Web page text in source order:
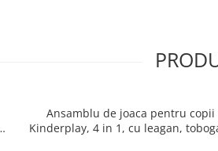
Ansamblu de joaca pentru copii
Kinderplay, 4 in 1, cu leagan,